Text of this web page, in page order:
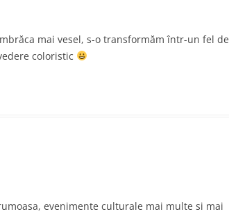
mai vesel, s-o transformăm într-un fel de
coloristic
evenimente culturale mai multe si mai